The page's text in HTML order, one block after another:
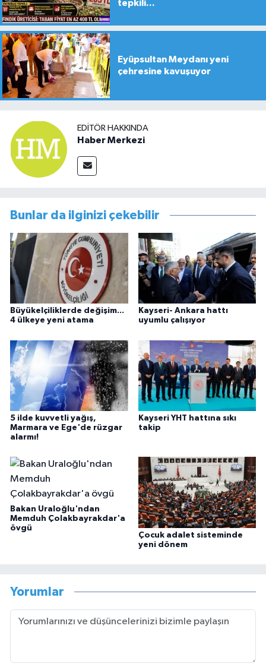
tepkili...
Eyüpsultan Meydanı yeni
çehresine kavuşuyor
EDITÖR HAKKINDA
Haber Merkezi
Bunlar da ilginizi çekebilir
Büyükelçiliklerde değişim...
4 ülkeye yeni atama
Kayseri- Ankara hattı
uyumlu çalışıyor
5 ilde kuvvetli yağış,
Marmara ve Ege'de rüzgar
alarmı!
Kayseri YHT hattına sıkı
takip
Bakan Uraloğlu'ndan
Memduh Çolakbayrakdar'a
övgü
Çocuk adalet sisteminde
yeni dönem
Yorumlar